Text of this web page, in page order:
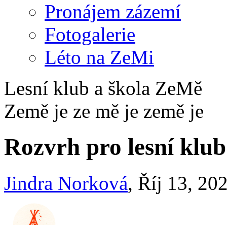
Pronájem zázemí
Fotogalerie
Léto na ZeMi
Lesní klub a škola ZeMě
Země je ze mě je země je
Rozvrh pro lesní
Jindra Norková, Říj 13,